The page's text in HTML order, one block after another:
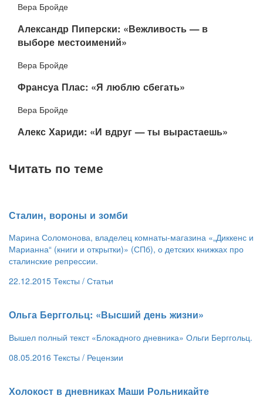
Вера Бройде
Александр Пиперски: «Вежливость — в
выборе местоимений»
Вера Бройде
​Франсуа Плас: «Я люблю сбегать»
Вера Бройде
​Алекс Хариди: «И вдруг — ты вырастаешь»
Читать по теме
​Сталин, вороны и зомби
Марина Соломонова, владелец комнаты-магазина «„Диккенс и
Марианна“ (книги и открытки)» (СПб), о детских книжках про
сталинские репрессии.
22.12.2015 Тексты / Статьи
Ольга Берггольц: «Высший день жизни»
Вышел полный текст «Блокадного дневника» Ольги Берггольц.
08.05.2016 Тексты / Рецензии
​Холокост в дневниках Маши Рольникайте